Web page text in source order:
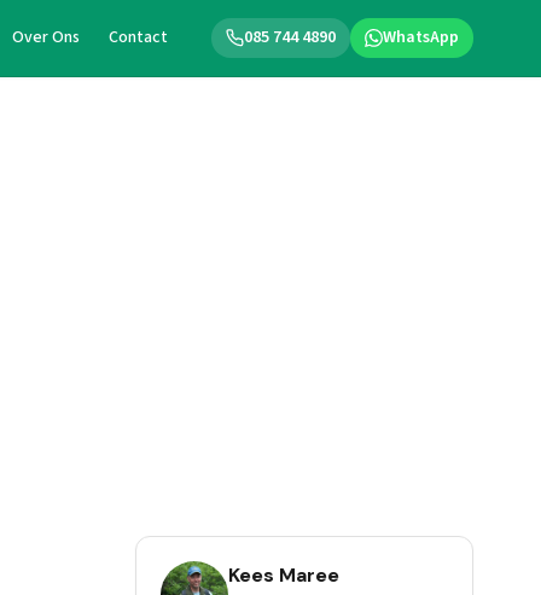
085 744 4890 WhatsApp
Over Ons Contact
Kees Maree